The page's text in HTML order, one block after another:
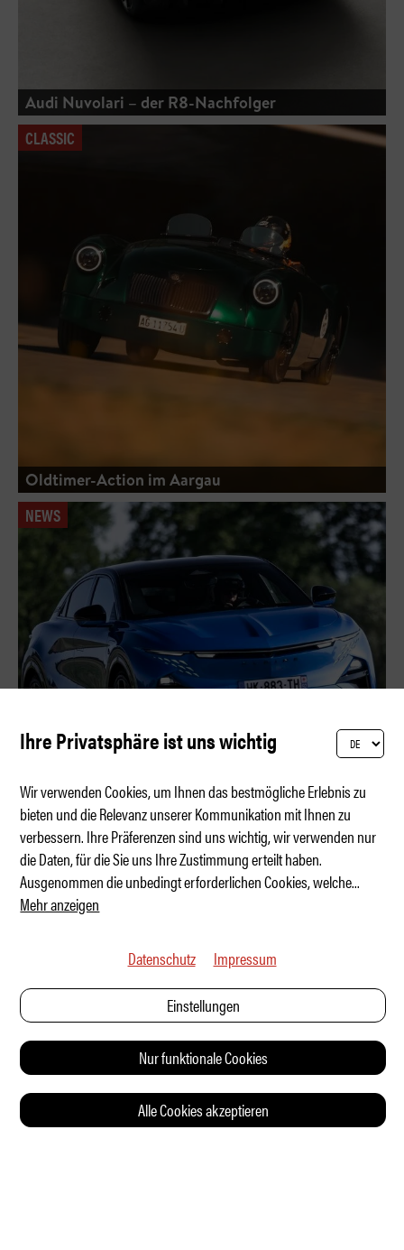
Audi Nuvolari – der R8-Nachfolger
CLASSIC
Oldtimer-Action im Aargau
NEWS
A390 GTS: Wieder eine echte Alpine?
Ihre Privatsphäre ist uns wichtig
Wir verwenden Cookies, um Ihnen das bestmögliche Erlebnis zu
bieten und die Relevanz unserer Kommunikation mit Ihnen zu
verbessern. Ihre Präferenzen sind uns wichtig, wir verwenden nur
die Daten, für die Sie uns Ihre Zustimmung erteilt haben.
Ausgenommen die unbedingt erforderlichen Cookies, welche...
Mehr anzeigen
Datenschutz Impressum
Einstellungen
Nur funktionale Cookies
Alle Cookies akzeptieren